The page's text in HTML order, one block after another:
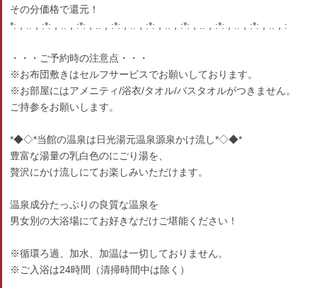
その分価格で還元！
*:，..，:*:，..，:*:，..，:*:，..，:*:，..，:*:，..，:*:，..，:*:，..，:
・・・ご予約時の注意点・・・
※お布団敷きはセルフサービスでお願いしております。
※お部屋にはアメニティ/浴衣/タオル/バスタオルがつきません。
ご持参をお願いします。
*◆◇*当館の温泉は日光湯元温泉源泉かけ流し*◇◆*
豊富な湯量の乳白色のにごり湯を、
贅沢にかけ流しにてお楽しみいただけます。
温泉成分たっぷりの良質な温泉を
男女別の大浴場にてお好きなだけご堪能ください！
※循環ろ過、加水、加温は一切しておりません。
※ご入浴は24時間（清掃時間中は除く）